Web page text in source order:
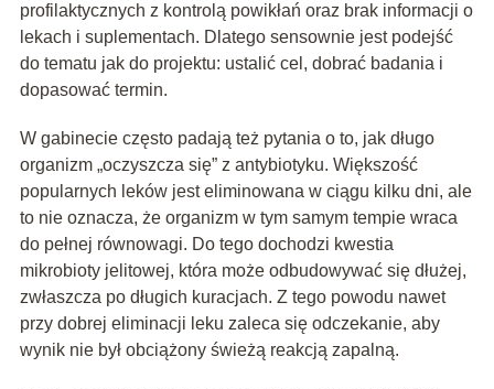
profilaktycznych z kontrolą powikłań oraz brak informacji o
lekach i suplementach. Dlatego sensownie jest podejść
do tematu jak do projektu: ustalić cel, dobrać badania i
dopasować termin.
W gabinecie często padają też pytania o to, jak długo
organizm „oczyszcza się” z antybiotyku. Większość
popularnych leków jest eliminowana w ciągu kilku dni, ale
to nie oznacza, że organizm w tym samym tempie wraca
do pełnej równowagi. Do tego dochodzi kwestia
mikrobioty jelitowej, która może odbudowywać się dłużej,
zwłaszcza po długich kuracjach. Z tego powodu nawet
przy dobrej eliminacji leku zaleca się odczekanie, aby
wynik nie był obciążony świeżą reakcją zapalną.